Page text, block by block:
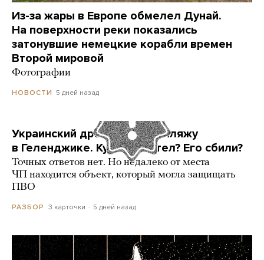
Из-за жары в Европе обмелел Дунай.
На поверхности реки показались
затонувшие немецкие корабли времен
Второй мировой
Фотографии
НОВОСТИ 5 дней назад
Украинский дрон попал по пляжу
в Геленджике. Куда он летел? Его сбили?
Точных ответов нет. Но недалеко от места
ЧП находится объект, который могла защищать
ПВО
РАЗБОР 3 карточки 5 дней назад